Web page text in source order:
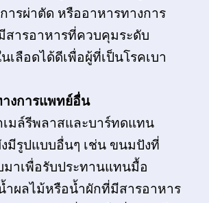
ารผ่าตัด หรืออาหารทางการ
สารอาหารที่ควบคุมระดับ
เลือดได้ดีเพื่อผู้ที่เป็นโรคเบา
งการแพทย์อื่น
มล์รีพลาสและบาร์ทดแทน
มีรูปแบบอื่นๆ เช่น ขนมปังที่
าเพื่อรับประทานแทนมื้อ
ำผลไม้หรือน้ำผักที่มีสารอาหาร